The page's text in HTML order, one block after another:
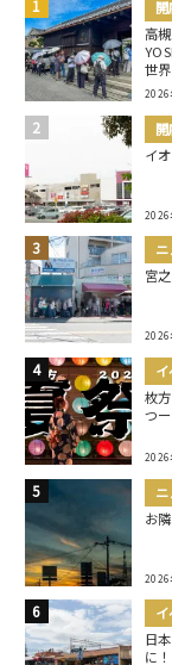
高
世
2026
イ
2026
宮
2026
枚
つー
2026
ニ
お
2026
日
に